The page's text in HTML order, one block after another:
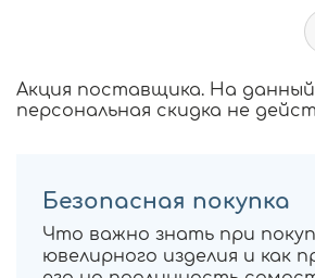
Акция поставщика. На
персональная скидка не
Безопасная покупка
Что важно знать при
ювелирного изделия и как